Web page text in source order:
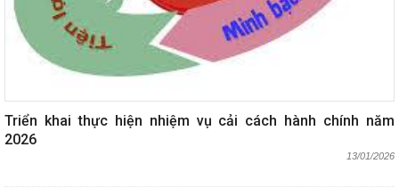
Triển khai thực hiện nhiệm vụ cải cách hành chính năm
2026
13/01/2026